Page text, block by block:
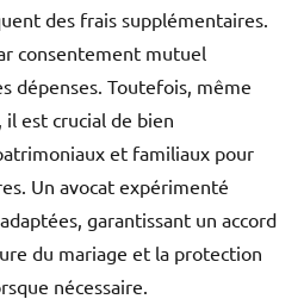
des frais supplémentaires.
consentement mutuel
dépenses. Toutefois, même
il est crucial de bien
et familiaux pour
Un avocat expérimenté
garantissant un accord
du mariage et la protection
nécessaire.